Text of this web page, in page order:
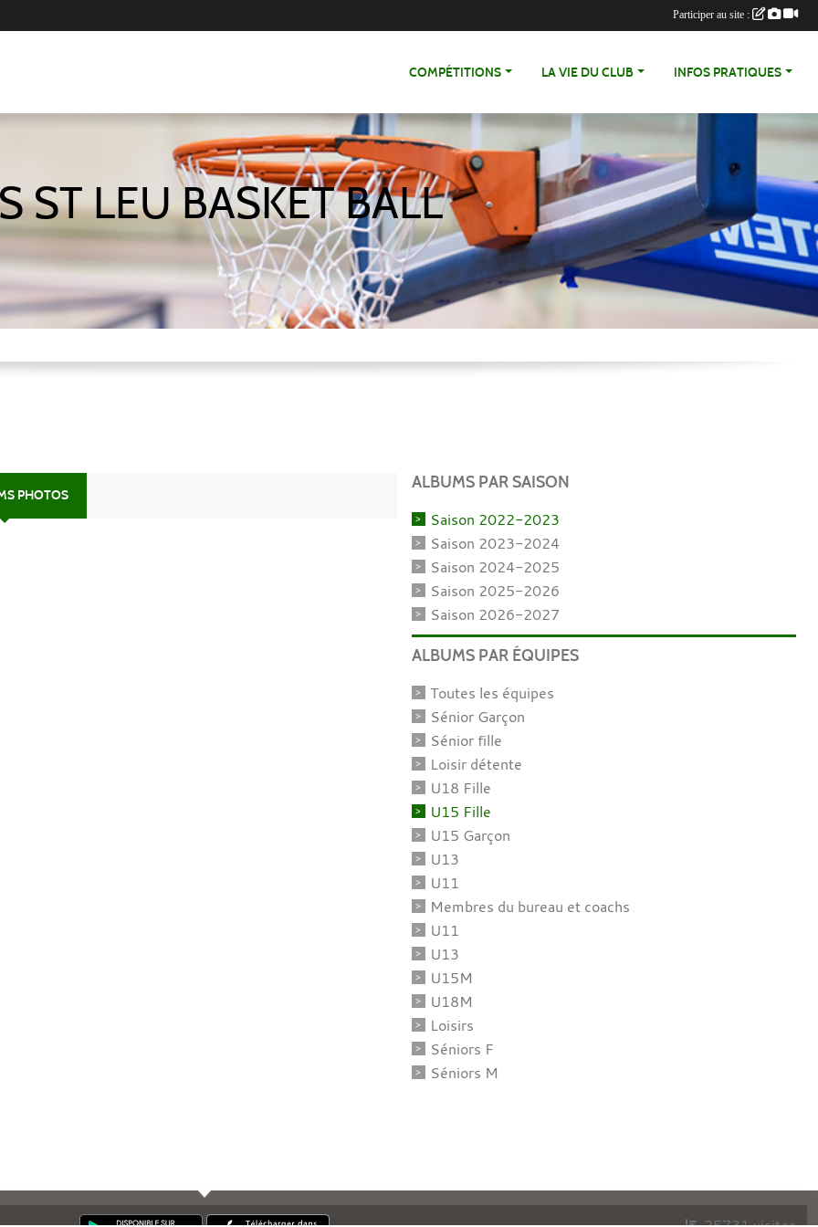
COMPÉTITIONS LA VIE DU CLUB INFOS PRATIQUES
ST LEU BASKET BALL
PHOTOS
ALBUMS PAR SAISON
Saison 2022-2023
Saison 2023-2024
Saison 2024-2025
Saison 2025-2026
Saison 2026-2027
ALBUMS PAR ÉQUIPES
Toutes les équipes
Sénior Garçon
Sénior fille
Loisir détente
U18 Fille
U15 Fille
U15 Garçon
U13
U11
Membres du bureau et coachs
U11
U13
U15M
U18M
Loisirs
Séniors F
Séniors M
Participer au site :